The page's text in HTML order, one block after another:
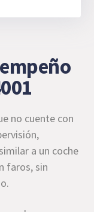
no cuente con
a un coche
faros, sin